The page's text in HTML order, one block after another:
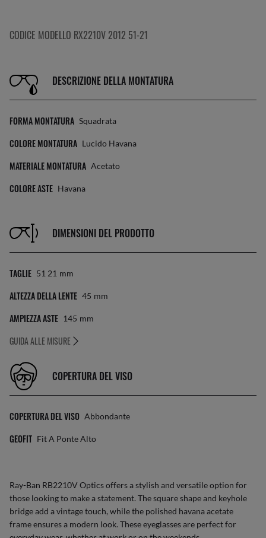
CODICE MODELLO RX2210V 2012 51-21
DESCRIZIONE DELLA MONTATURA
FORMA MONTATURA Squadrata
COLORE MONTATURA Lucido Havana
MATERIALE MONTATURA Acetato
COLORE ASTE Havana
DIMENSIONI DEL PRODOTTO
TAGLIE 51 21 Mm
ALTEZZA DELLA LENTE 45 Mm
AMPIEZZA ASTE 145 Mm
GUIDA ALLE MISURE
COPERTURA DEL VISO
COPERTURA DEL VISO Abbondante
GEOFIT Fit A Ponte Alto
Ray-Ban RB2210V Optics offers a stylish and versatile option for
those looking to make a statement. The square shape and keyhole
bridge add a vintage touch, while the polished havana acetate
frame ensures a modern look. These eyeglasses are perfect for